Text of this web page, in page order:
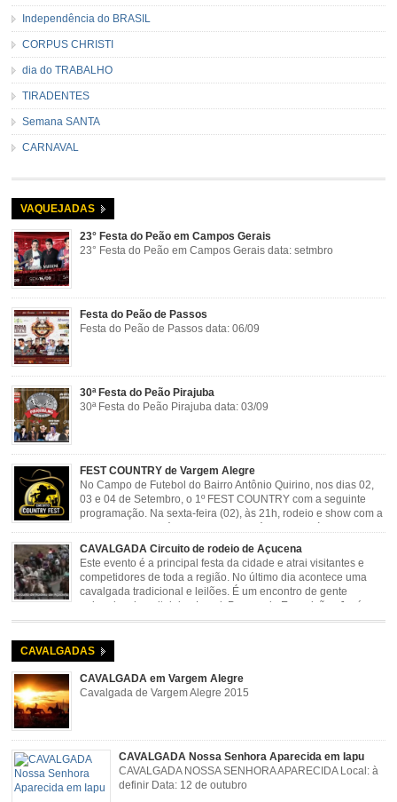
Independência do BRASIL
CORPUS CHRISTI
dia do TRABALHO
TIRADENTES
Semana SANTA
CARNAVAL
VAQUEJADAS
23° Festa do Peão em Campos Gerais
23° Festa do Peão em Campos Gerais data: setmbro
Festa do Peão de Passos
Festa do Peão de Passos data: 06/09
30ª Festa do Peão Pirajuba
30ª Festa do Peão Pirajuba data: 03/09
FEST COUNTRY de Vargem Alegre
No Campo de Futebol do Bairro Antônio Quirino, nos dias 02,
03 e 04 de Setembro, o 1º FEST COUNTRY com a seguinte
programação. Na sexta-feira (02), às 21h, rodeio e show com a
rodeio e shows com o Trio Pé de Cedro e o Trio […]
CAVALGADA Circuito de rodeio de Açucena
Este evento é a principal festa da cidade e atrai visitantes e
competidores de toda a região. No último dia acontece uma
cavalgada tradicional e leilões. É um encontro de gente
animada e hospitaleira. Local: Parque de Exposições José
Rosa Guimarães, Açucena Data: Setembro
CAVALGADAS
CAVALGADA em Vargem Alegre
Cavalgada de Vargem Alegre 2015
CAVALGADA Nossa Senhora Aparecida em Iapu
CAVALGADA NOSSA SENHORA APARECIDA Local: à
definir Data: 12 de outubro